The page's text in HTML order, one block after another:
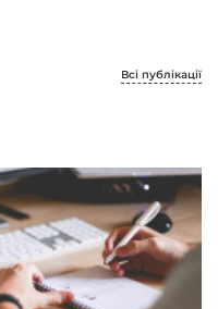
Всі публікації